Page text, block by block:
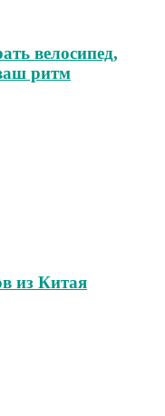
велосипед,
ритм
из Китая